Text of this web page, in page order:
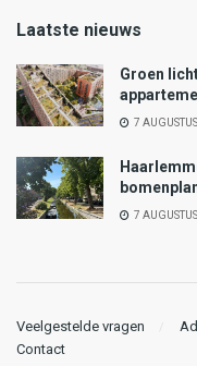
Laatste nieuws
Groen
7
7
Veelgestelde vragen
Contact